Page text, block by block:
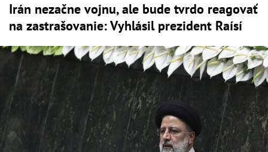
Irán nezačne vojnu, ale bude tvrdo reagovať
na zastrašovanie: Vyhlásil prezident Raísí